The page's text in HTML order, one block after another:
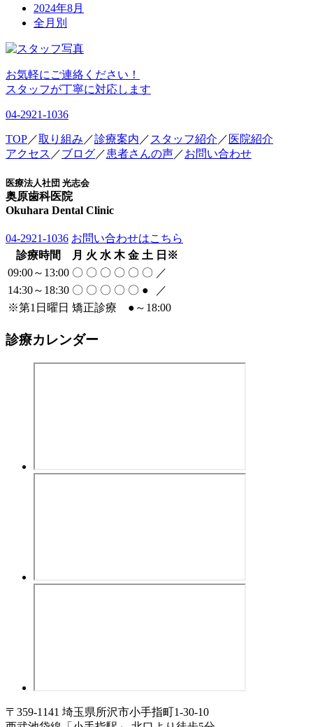
2024年8月
全月別
お気軽にご連絡ください！
スタッフが丁寧に対応します
04-2921-1036
TOP／取り組み ／診療案内 ／ スタッフ紹介 ／ 医院紹介
アクセス ／ブログ／患者さんの声／お問い合わせ
医療法人社団 光志会
奥原歯科医院
Okuhara Dental Clinic
04-2921-1036 お問い合わせはこちら
診療時間
月 火 水 木 金 土 日 ※
09:00～13:00 〇 〇 〇 〇 〇 〇 ／
14:30～18:30 〇 〇 〇 〇 〇 ●
／
※第1日曜日 矯正診療 ● ～18:00
診療カレンダー
〒359-1141 埼玉県所沢市小手指町1-30-10